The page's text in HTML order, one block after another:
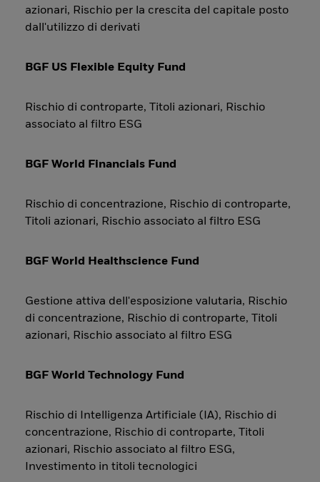
azionari, Rischio per la crescita del capitale posto
dall'utilizzo di derivati
BGF US Flexible Equity Fund
Rischio di controparte, Titoli azionari, Rischio
associato al filtro ESG
BGF World Financials Fund
Rischio di concentrazione, Rischio di controparte,
Titoli azionari, Rischio associato al filtro ESG
BGF World Healthscience Fund
Gestione attiva dell'esposizione valutaria, Rischio
di concentrazione, Rischio di controparte, Titoli
azionari, Rischio associato al filtro ESG
BGF World Technology Fund
Rischio di Intelligenza Artificiale (IA), Rischio di
concentrazione, Rischio di controparte, Titoli
azionari, Rischio associato al filtro ESG,
Investimento in titoli tecnologici